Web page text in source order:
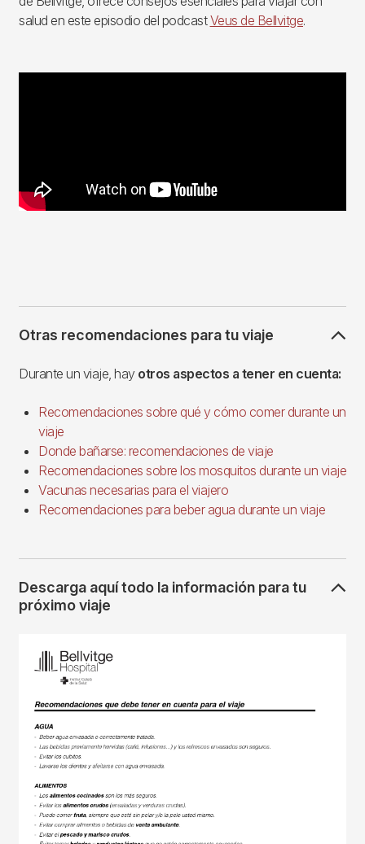
salud en este episodio del podcastVeus de Bellvitge.
Otras recomendaciones para tu viaje
Durante un viaje, hay otros aspectos a tener en cuenta:
Recomendaciones sobre qué y cómo comer durante un
viaje
Donde bañarse: recomendaciones de viaje
Recomendaciones sobre los mosquitos durante un viaje
Vacunas necesarias para el viajero
Recomendaciones para beber agua durante un viaje
Descarga aquí todo la información para tu
próximo viaje